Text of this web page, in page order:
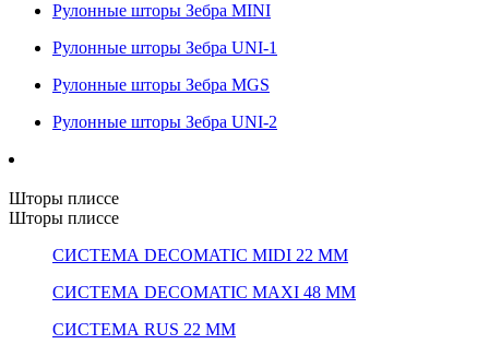
Рулонные шторы Зебра MINI
Рулонные шторы Зебра UNI-1
Рулонные шторы Зебра MGS
Рулонные шторы Зебра UNI-2
Шторы плиссе
Шторы плиссе
СИСТЕМА DECOMATIC MIDI 22 ММ
СИСТЕМА DECOMATIC MAXI 48 ММ
СИСТЕМА RUS 22 ММ